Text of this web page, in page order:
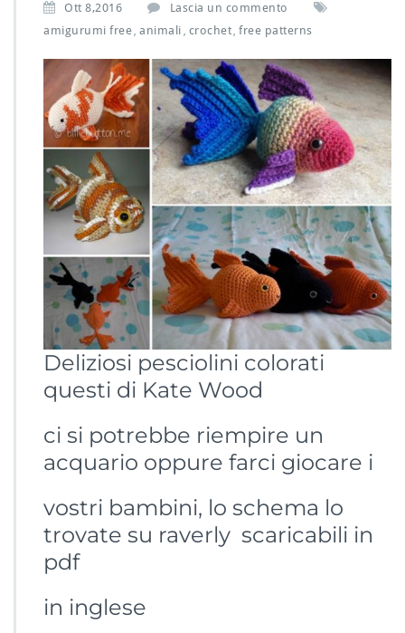
Ott 8,2016
Lascia un commento
amigurumi free animali crochet free patterns
Deliziosi pesciolini colorati
questi di Kate Wood
ci si potrebbe riempire un
acquario oppure farci giocare i
vostri bambini, lo schema lo
trovate su raverly scaricabili in
pdf
in inglese